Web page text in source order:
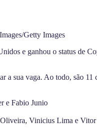
Getty Images
e ganhou o status de
a sua vaga. Ao todo, são
e Fabio Junio
Vinicius Lima e Vitor